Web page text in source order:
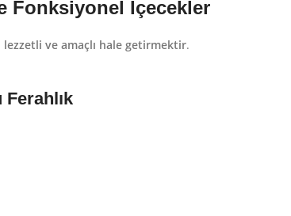
Fonksiyonel İçecekler
lezzetli ve amaçlı hale getirmektir.